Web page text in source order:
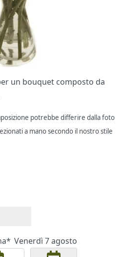
un bouquet composto da
potrebbe differire dalla foto
a mano secondo il nostro stile
Venerdì 7 agosto